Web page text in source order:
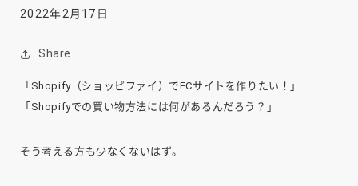
2022年2月17日
Share
「Shopify（ショッピファイ） でECサイトを作りたい！」
「Shopifyでの買い物方法には何があるんだろう？」
そう考える方も少なくないはず。